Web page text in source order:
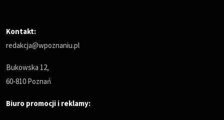
Kontakt:
redakcja@wpoznaniu.pl
Bukowska 12,
60-810 Poznań
Biuro promocji i reklamy: